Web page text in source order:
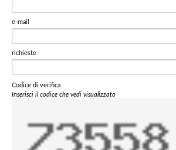
e-mail
richieste
Codice di verifica
Inserisci il codice che vedi visualizzato